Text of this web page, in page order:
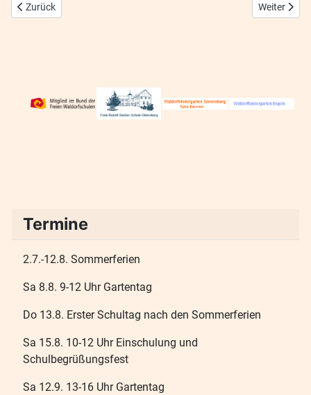
Vorheriger Beitrag: Gartentag 30. Mai 26
Zurück Nächster
Weiter
Termine
2.7.-12.8. Sommerferien
Sa 8.8. 9-12 Uhr Gartentag
Do 13.8. Erster Schultag nach den Sommerferien
Sa 15.8. 10-12 Uhr Einschulung und
Schulbegrüßungsfest
Sa 12.9. 13-16 Uhr Gartentag